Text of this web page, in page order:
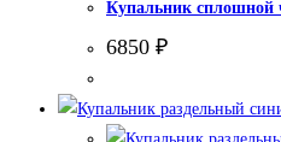
Купальник сплошной
6850 ₽